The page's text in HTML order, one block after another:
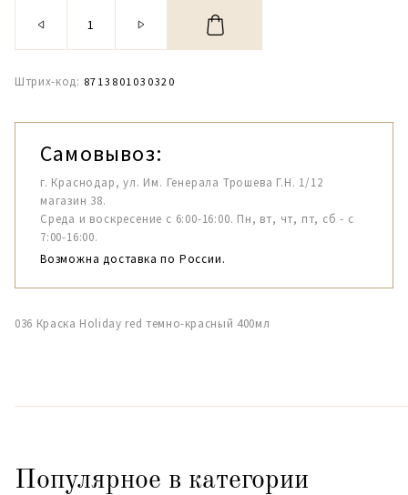
Штрих-код: 8713801030320
Самовывоз:
г. Краснодар, ул. Им. Генерала Трошева Г.Н. 1/12
магазин 38.
Среда и воскресение с 6:00-16:00. Пн, вт, чт, пт, сб - с
7:00-16:00.
Возможна доставка по России.
036 Краска Holiday red темно-красный 400мл
Популярное в категории